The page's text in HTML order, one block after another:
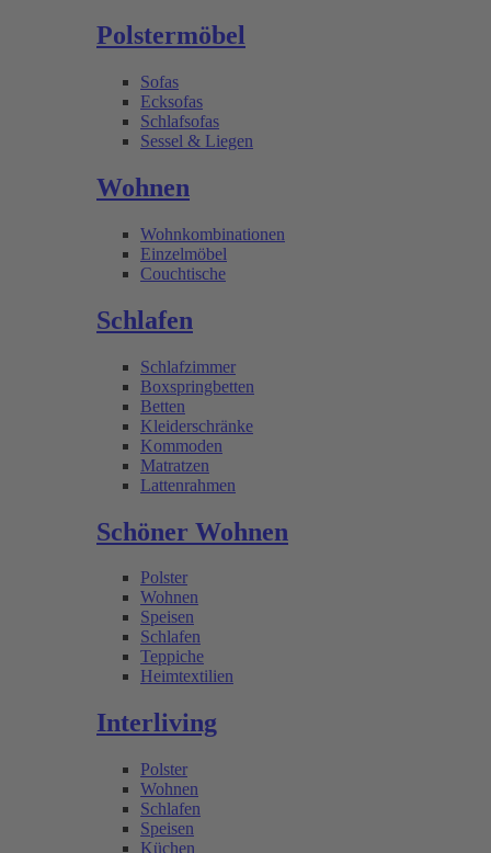
Polstermöbel
Sofas
Ecksofas
Schlafsofas
Sessel & Liegen
Wohnen
Wohnkombinationen
Einzelmöbel
Couchtische
Schlafen
Schlafzimmer
Boxspringbetten
Betten
Kleiderschränke
Kommoden
Matratzen
Lattenrahmen
Schöner Wohnen
Polster
Wohnen
Speisen
Schlafen
Teppiche
Heimtextilien
Interliving
Polster
Wohnen
Schlafen
Speisen
Küchen